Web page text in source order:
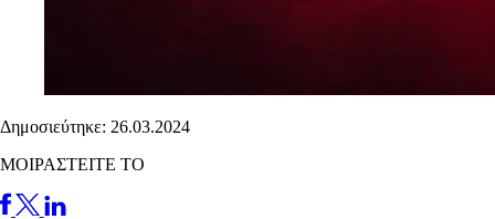
Δημοσιεύτηκε: 26.03.2024
ΜΟΙΡΑΣΤΕΙΤΕ ΤΟ